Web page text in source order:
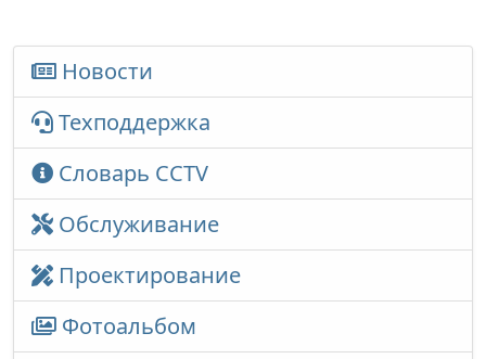
Новости
Техподдержка
Словарь CCTV
Обслуживание
Проектирование
Фотоальбом